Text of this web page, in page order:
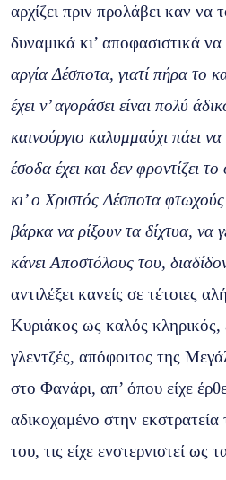
αρχίζει πριν προλάβει καν να
δυναμικά κι’ αποφασιστικά
αργία Δέσποτα, γιατί πήρα το
έχει ν’ αγοράσει είναι πολύ
καινούργιο καλυμμαύχι πάει να
έσοδα έχει και δεν φροντίζει
κι’ ο Χριστός Δέσποτα
βάρκα να ρίξουν τα δίχτυα, να
κάνει Αποστόλους του,
αντιλέξει κανείς σε τέτοιες
Κυριάκος ως καλός
γλεντζές, απόφοιτος της
στο Φανάρι, απ’ όπου είχε
αδικοχαμένο στην
του, τις είχε ενστερνιστεί ως